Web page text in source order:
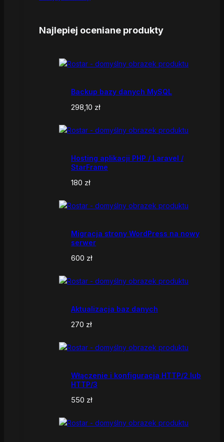
Najlepiej oceniane produkty
Backup bazy danych MySQL
298,10 zł
Hosting aplikacji PHP / Laravel /
StarFrame
180 zł
Migracja strony WordPress na nowy
serwer
600 zł
Aktualizacja baz danych
270 zł
Włączenie i konfiguracja HTTP/2 lub
HTTP/3
550 zł